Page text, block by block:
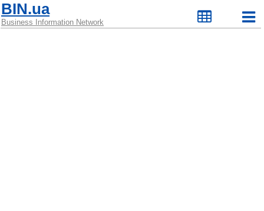
BIN.ua
Business Information Network